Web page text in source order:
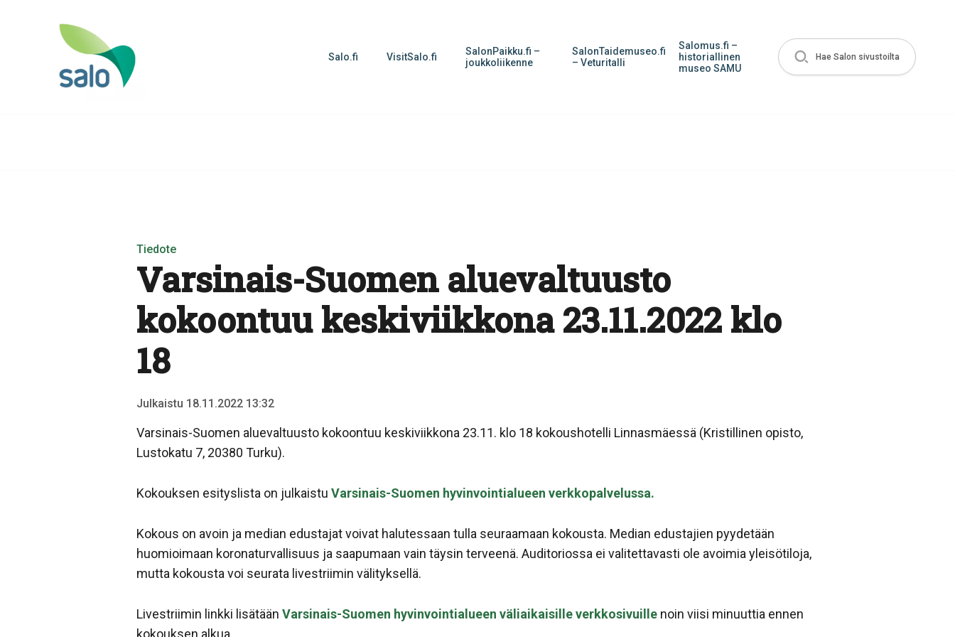
Salo.fi VisitSalo.fi
SalonPaikku.fi –
joukkoliikenne
SalonTaidemuseo.fi
– Veturitalli
Salomus.fi –
historiallinen
museo SAMU
Hae Salon sivustoilta
Tiedote
Varsinais-Suomen aluevaltuusto
kokoontuu keskiviikkona 23.11.2022 klo
18
Julkaistu 18.11.2022 13:32
Varsinais-Suomen aluevaltuusto kokoontuu keskiviikkona 23.11. klo 18 kokoushotelli Linnasmäessä (Kristillinen opisto,
Lustokatu 7, 20380 Turku).
Kokouksen esityslista on julkaistu Varsinais-Suomen hyvinvointialueen verkkopalvelussa.
Kokous on avoin ja median edustajat voivat halutessaan tulla seuraamaan kokousta. Median edustajien pyydetään
huomioimaan koronaturvallisuus ja saapumaan vain täysin terveenä. Auditoriossa ei valitettavasti ole avoimia yleisötiloja,
mutta kokousta voi seurata livestriimin välityksellä.
Livestriimin linkki lisätään Varsinais-Suomen hyvinvointialueen väliaikaisille verkkosivuille noin viisi minuuttia ennen
kokouksen alkua.